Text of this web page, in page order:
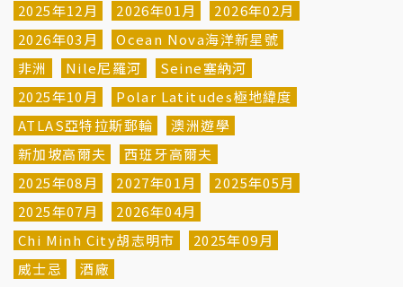
2025年12月
2026年01月
2026年02月
2026年03月
Ocean Nova海洋新星號
非洲
Nile尼羅河
Seine塞納河
2025年10月
Polar Latitudes極地緯度
ATLAS亞特拉斯郵輪
澳洲遊學
新加坡高爾夫
西班牙高爾夫
2025年08月
2027年01月
2025年05月
2025年07月
2026年04月
Chi Minh City胡志明市
2025年09月
威士忌
酒廠